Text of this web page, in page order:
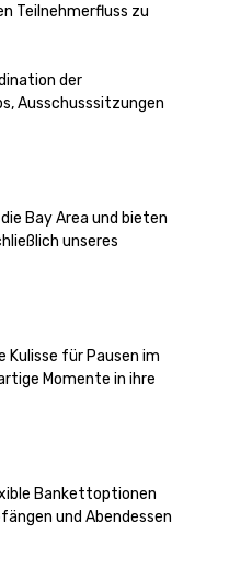
Teilnehmerfluss zu
der
Ausschusssitzungen
Bay Area und bieten
unseres
Kulisse für Pausen im
Momente in ihre
Bankettoptionen
und Abendessen